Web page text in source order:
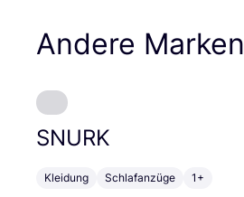
Andere Marken
SNURK
Kleidung Schlafanzüge 1+